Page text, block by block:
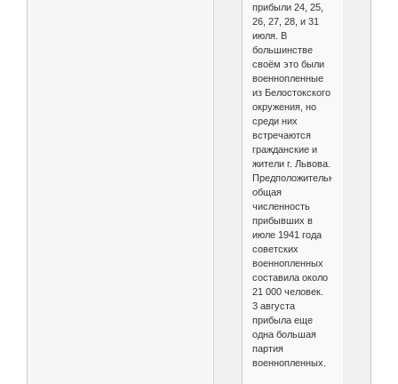
прибыли 24, 25,
26, 27, 28, и 31
июля. В
большинстве
своём это были
военнопленные
из Белостокского
окружения, но
среди них
встречаются
гражданские и
жители г. Львова.
Предположительно,
общая
численность
прибывших в
июле 1941 года
советских
военнопленных
составила около
21 000 человек.
3 августа
прибыла еще
одна большая
партия
военнопленных.